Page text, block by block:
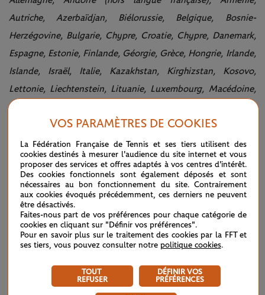
Autriche, Azerbaïdjan, Biélorussie, Belgique, Bosnie-
Herzégovine, Bulgarie, Chypre, Croatie, Chypre, Danemark,
Espagne, Estonie, Finlande, Géorgie, Grèce, Hongrie, Irlande,
Islande, Israël, Italie, Kazakhstan, Kirghizstan, Kosovo,
Lettonie, Liechtenstein, Lituanie, Luxembourg, Macédoine,
Malte, Moldavie, Monaco (hors langue française),
Monténégro, Norvège, Ouzbékistan, Pays-Bas, Pologne,
Portugal, République tchèque, Roumanie, Royaume-Uni,
Russie, Saint-Marin, Serbie, Slovaquie, Slovénie, Suède,
Suisse, Tadjikistan, Turquie, Turkménistan, Ukraine et le
Vatican.
LE FIL D'ACTUS
WTA / ATP : une avalanche de premières
VOS PARAMÈTRES DE COOKIES
La Fédération Française de Tennis et ses tiers utilisent des
cookies destinés à mesurer l'audience du site internet et vous
proposer des services et offres adaptés à vos centres d'intérêt.
Des cookies fonctionnels sont également déposés et sont
nécessaires au bon fonctionnement du site. Contrairement
aux cookies évoqués précédemment, ces derniers ne peuvent
être désactivés.
Faites-nous part de vos préférences pour chaque catégorie de
cookies en cliquant sur "Définir vos préférences".
Pour en savoir plus sur le traitement des cookies par la FFT et
ses tiers, vous pouvez consulter notre politique cookies.
TOUT
REFUSER
DÉFINIR VOS
PRÉFÉRENCES